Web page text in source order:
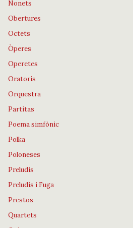
Nonets
Obertures
Octets
Òperes
Operetes
Oratoris
Orquestra
Partitas
Poema simfònic
Polka
Poloneses
Preludis
Preludis i Fuga
Prestos
Quartets